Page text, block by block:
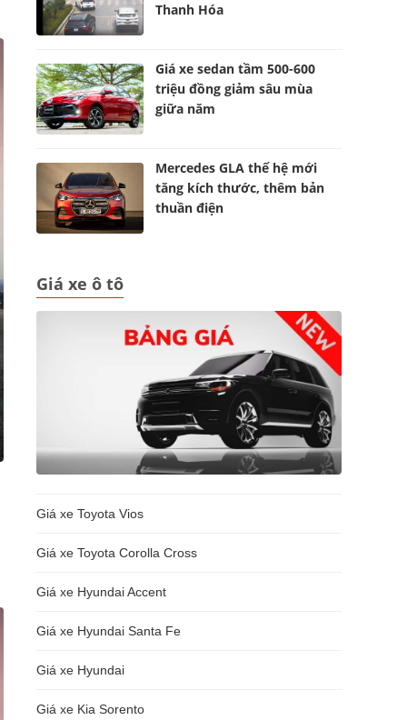
Thanh Hóa
Giá xe sedan tầm 500-600
triệu đồng giảm sâu mùa
giữa năm
Mercedes GLA thế hệ mới
tăng kích thước, thêm bản
thuần điện
Giá xe ô tô
Giá xe Toyota Vios
Giá xe Toyota Corolla Cross
Giá xe Hyundai Accent
Giá xe Hyundai Santa Fe
Giá xe Hyundai
Giá xe Kia Sorento